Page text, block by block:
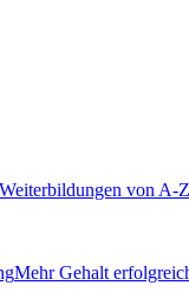
Weiterbildungen von A-Z
Mehr Gehalt